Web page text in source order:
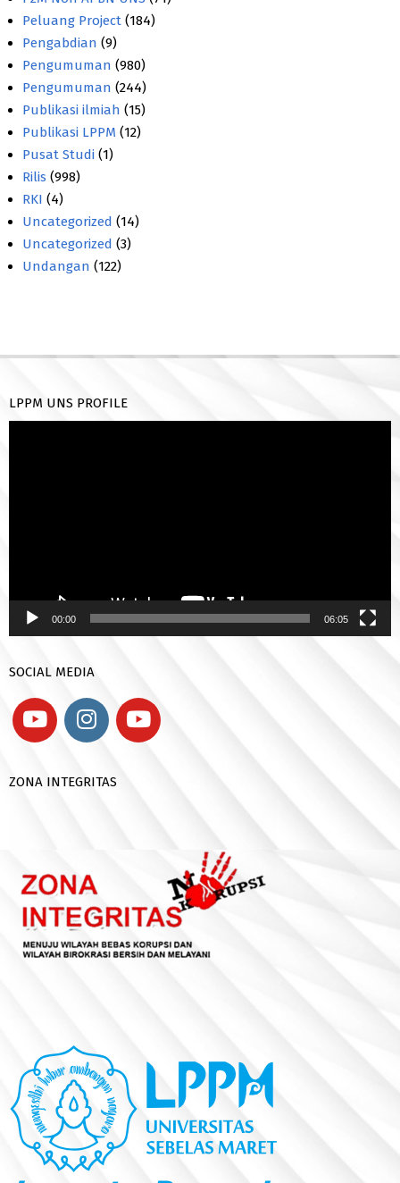
Peluang Project (184)
Pengabdian (9)
Pengumuman (980)
Pengumuman (244)
Publikasi ilmiah (15)
Publikasi LPPM (12)
Pusat Studi (1)
Rilis (998)
RKI (4)
Uncategorized (14)
Uncategorized (3)
Undangan (122)
LPPM UNS PROFILE
00:00 06:05
SOCIAL MEDIA
ZONA INTEGRITAS